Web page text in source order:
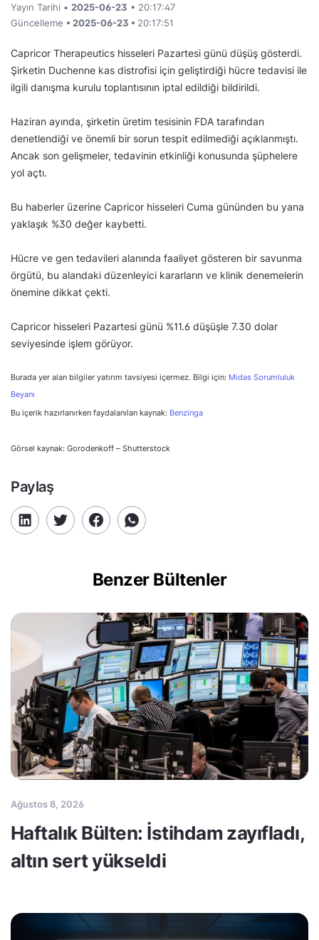
Yayın Tarihi • 2025-06-23 • 20:17:47
Güncelleme • 2025-06-23 • 20:17:51
Capricor Therapeutics hisseleri Pazartesi günü düşüş gösterdi.
Şirketin Duchenne kas distrofisi için geliştirdiği hücre tedavisi ile
ilgili danışma kurulu toplantısının iptal edildiği bildirildi.
Haziran ayında, şirketin üretim tesisinin FDA tarafından
denetlendiği ve önemli bir sorun tespit edilmediği açıklanmıştı.
Ancak son gelişmeler, tedavinin etkinliği konusunda şüphelere
yol açtı.
Bu haberler üzerine Capricor hisseleri Cuma gününden bu yana
yaklaşık %30 değer kaybetti.
Hücre ve gen tedavileri alanında faaliyet gösteren bir savunma
örgütü, bu alandaki düzenleyici kararların ve klinik denemelerin
önemine dikkat çekti.
Capricor hisseleri Pazartesi günü %11.6 düşüşle 7.30 dolar
seviyesinde işlem görüyor.
Burada yer alan bilgiler yatırım tavsiyesi içermez. Bilgi için: Midas Sorumluluk
Beyanı
Bu içerik hazırlanırken faydalanılan kaynak: Benzinga
Görsel kaynak: Gorodenkoff – Shutterstock
Paylaş
Benzer Bültenler
Ağustos 8, 2026
Haftalık Bülten: İstihdam zayıfladı,
altın sert yükseldi